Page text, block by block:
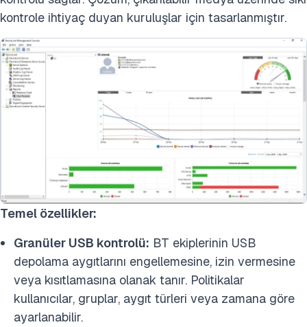
kontrole ihtiyaç duyan kuruluşlar için tasarlanmıştır.
Temel özellikler:
Granüler USB kontrolü: BT ekiplerinin USB
depolama aygıtlarını engellemesine, izin vermesine
veya kısıtlamasına olanak tanır. Politikalar
kullanıcılar, gruplar, aygıt türleri veya zamana göre
ayarlanabilir.